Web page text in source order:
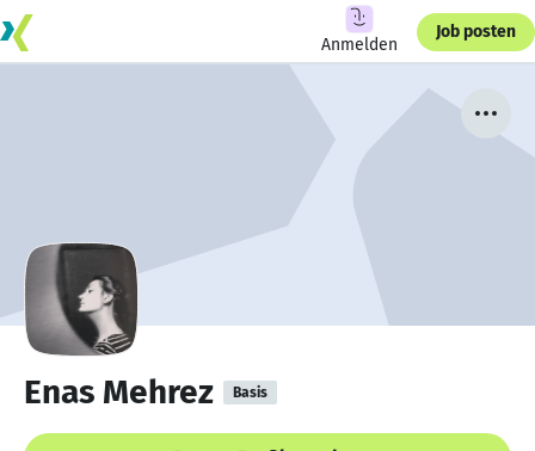
Anmelden
Job posten
Enas Mehrez Basis